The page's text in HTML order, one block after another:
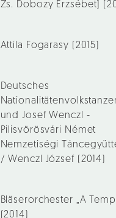
Zs. Dobozy Erzsébet]
Attila Fogarasy (2015)
Deutsches
und Josef Wenczl -
Pilisvörösvári Német
Nemzetiségi
/ Wenczl József (2014)
Bläserorchester „A
(2014)